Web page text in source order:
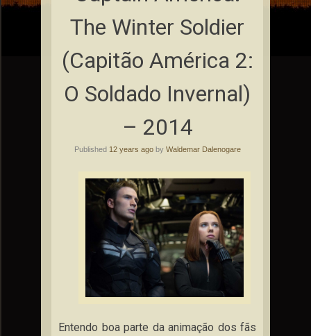
The Winter Soldier
(Capitão América 2:
O Soldado Invernal)
– 2014
Published 12 years agoby Waldemar Dalenogare
Entendo boa parte da animação dos fãs